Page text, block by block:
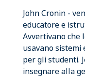
John Cronin -
educatore e
Avvertivano che
usavano sistemi
per gli studenti.
insegnare alla